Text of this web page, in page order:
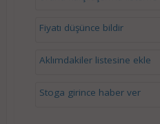
Fiyatı düşünce bildir
Aklımdakiler listesine ekle
Stoga girince haber ver